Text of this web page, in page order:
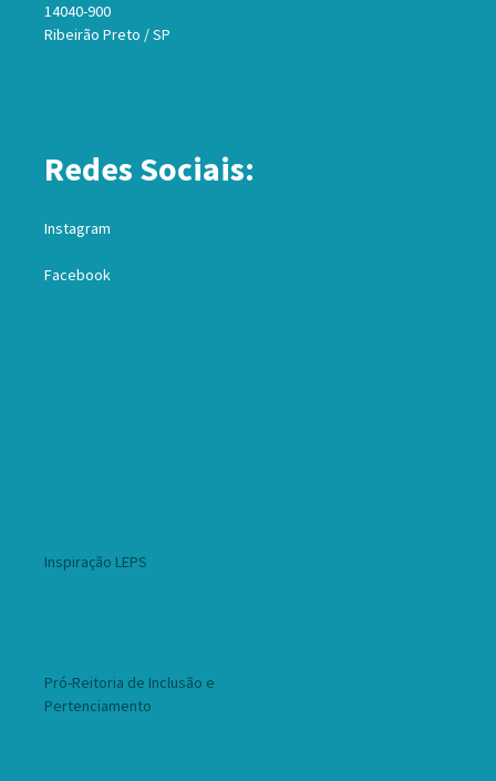
14040-900
Ribeirão Preto / SP
Redes Sociais:
Instagram
Facebook
Inspiração LEPS
Pró-Reitoria de Inclusão e
Pertenciamento